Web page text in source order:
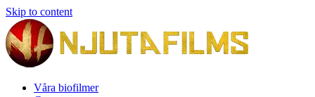
Skip to content
Våra biofilmer